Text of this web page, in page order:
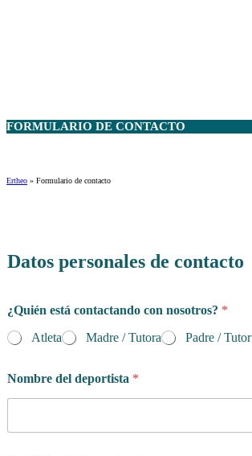
FORMULARIO DE CONTACTO
Ertheo » Formulario de contacto
Datos personales de contacto
¿Quién está contactando con nosotros? *
Atleta
Madre / Tutora Padre / Tutor
Nombre del deportista *